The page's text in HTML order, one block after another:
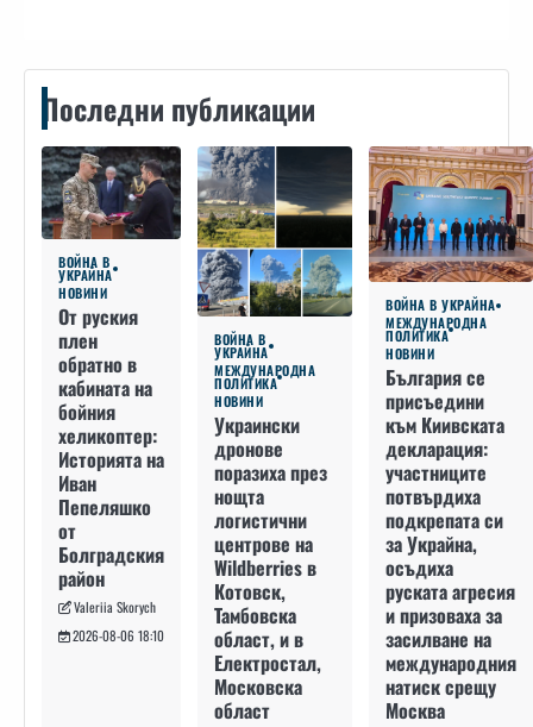
Последни публикации
ВОЙНА В
УКРАЙНА
НОВИНИ
От руския
плен
обратно в
кабината на
бойния
хеликоптер:
Историята на
Иван
Пепеляшко
от
Болградския
район
Valeriia Skorych
2026-08-06 18:10
ВОЙНА В
УКРАЙНА
МЕЖДУНАРОДНА
ПОЛИТИКА
НОВИНИ
Украински
дронове
поразиха през
нощта
логистични
центрове на
Wildberries в
Котовск,
Тамбовска
област, и в
Електростал,
Московска
област
ВОЙНА В УКРАЙНА
МЕЖДУНАРОДНА
ПОЛИТИКА
НОВИНИ
България се
присъедини
към Киивската
декларация:
участниците
потвърдиха
подкрепата си
за Украйна,
осъдиха
руската агресия
и призоваха за
засилване на
международния
натиск срещу
Москва